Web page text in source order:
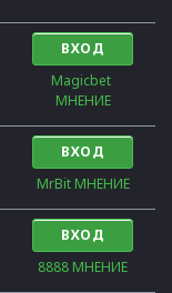
ВХОД
Magicbet
МНЕНИЕ
ВХОД
MrBit МНЕНИЕ
ВХОД
8888 МНЕНИЕ